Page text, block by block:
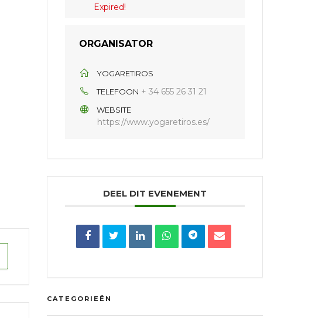
Expired!
ORGANISATOR
YOGARETIROS
TELEFOON + 34 655 26 31 21
WEBSITE
https://www.yogaretiros.es/
DEEL DIT EVENEMENT
CATEGORIEËN